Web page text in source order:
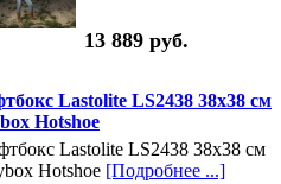
13 889 руб.
Lastolite LS2438 38х38 см
Hotshoe
Lastolite LS2438 38х38 см
Hotshoe [Подробнее ...]